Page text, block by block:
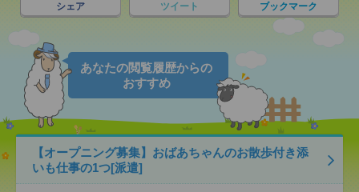
シェア ツイート ブックマーク
あなたの閲覧履歴からの
おすすめ
【オープニング募集】おばあちゃんのお散歩付き添
いも仕事の1つ[派遣]